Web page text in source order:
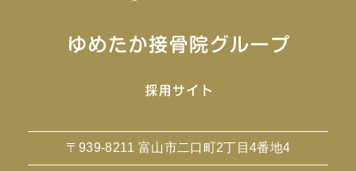
〒939-8211 富山市二口町2丁目4番地4